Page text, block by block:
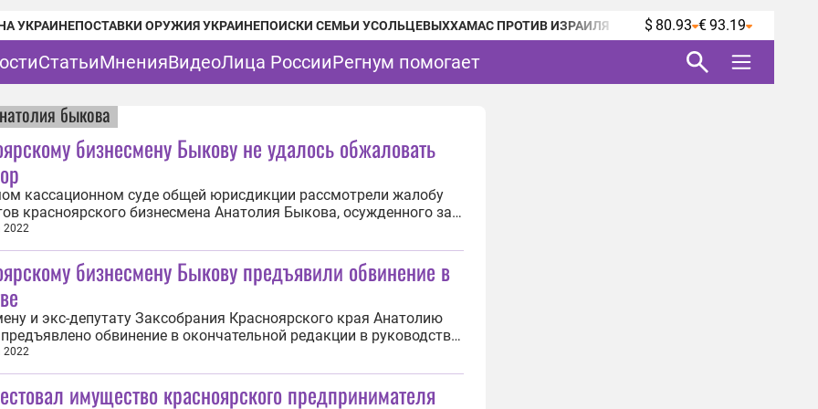
УКРАИНЕПОСТАВКИ ОРУЖИЯ УКРАИНЕПОИСКИ СЕМЬИ УСОЛЬЦЕВЫХХАМАС ПРОТИВ ИЗРАИЛЯ $ 80.93 € 93.19
СтатьиМненияВидеоЛица РоссииРегнум помогает
быкова
бизнесмену Быкову не удалось обжаловать
кассационном суде общей юрисдикции рассмотрели жалобу
красноярского бизнесмена Анатолия Быкова, осужденного за
убийства двух человек в 1994 году. Об этом корреспонденту
сообщили в объединённой пресс-службе судов Красноярского
2021 года по...
2022
бизнесмену Быкову предъявили обвинение в
и экс-депутату Заксобрания Красноярского края Анатолию
обвинение в окончательной редакции в руководстве
сообществом и убийстве жителя Красноярска. Об этом ИА
сообщили 29 августа в Главном следственном управлении СКР по
краю и Хакасии...
2022
имущество красноярского предпринимателя